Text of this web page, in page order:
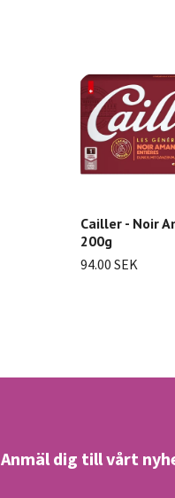
Cailler - Noir
200g
94.00 SEK
Anmäl dig till vårt